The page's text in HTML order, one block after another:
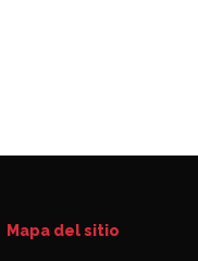
Mapa del sitio